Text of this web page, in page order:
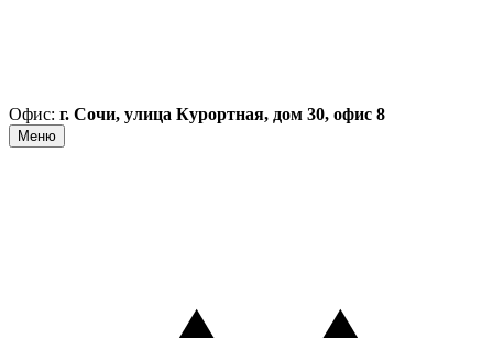
Офис: г. Сочи, улица Курортная, дом 30, офис 8
Меню